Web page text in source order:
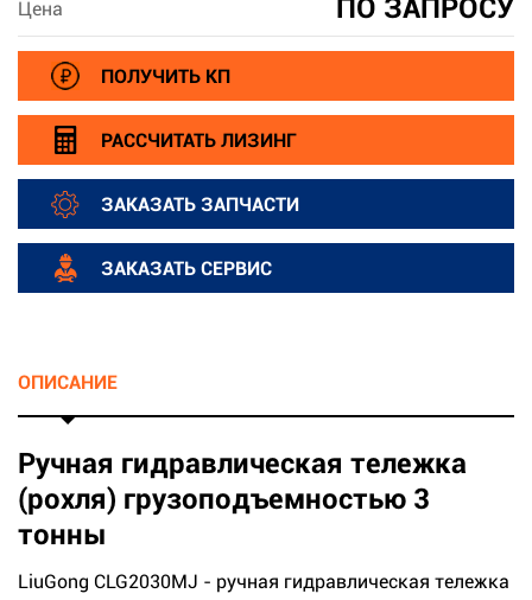
Цена ПО ЗАПРОСУ
ПОЛУЧИТЬ КП
РАССЧИТАТЬ ЛИЗИНГ
ЗАКАЗАТЬ ЗАПЧАСТИ
ЗАКАЗАТЬ СЕРВИС
ОПИСАНИЕ
Ручная гидравлическая тележка
(рохля) грузоподъемностью 3
тонны
LiuGong CLG2030MJ - ручная гидравлическая тележка